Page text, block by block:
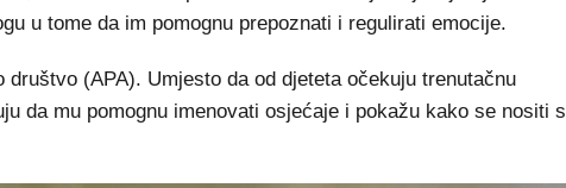
u tome da im pomognu prepoznati i regulirati emocije.
(APA). Umjesto da od djeteta očekuju trenutačnu
da mu pomognu imenovati osjećaje i pokažu kako se nositi s